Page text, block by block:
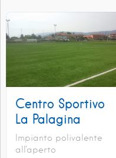
Centro Sportivo
La Palagina
Impianto polivalente
all'aperto